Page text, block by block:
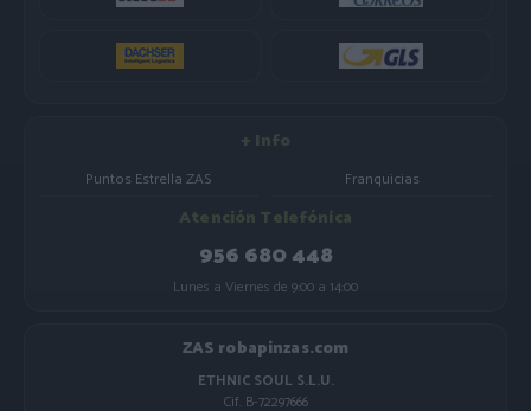
+ Info
Puntos Estrella ZAS Franquicias
Atención Telefónica
956 680 448
Lunes a Viernes de 9:00 a 14:00
ZAS robapinzas.com
ETHNIC SOUL S.L.U.
Cif. B-72297666